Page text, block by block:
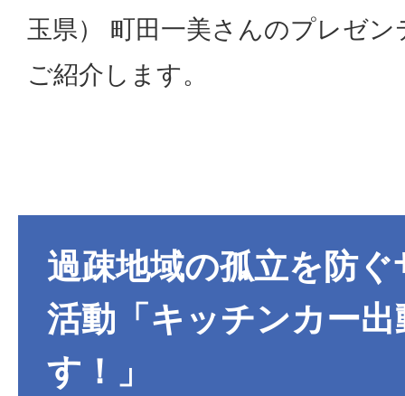
玉県） 町田一美さんのプレゼ
ご紹介します。
過疎地域の孤立を防ぐ
活動「キッチンカー出
す！」